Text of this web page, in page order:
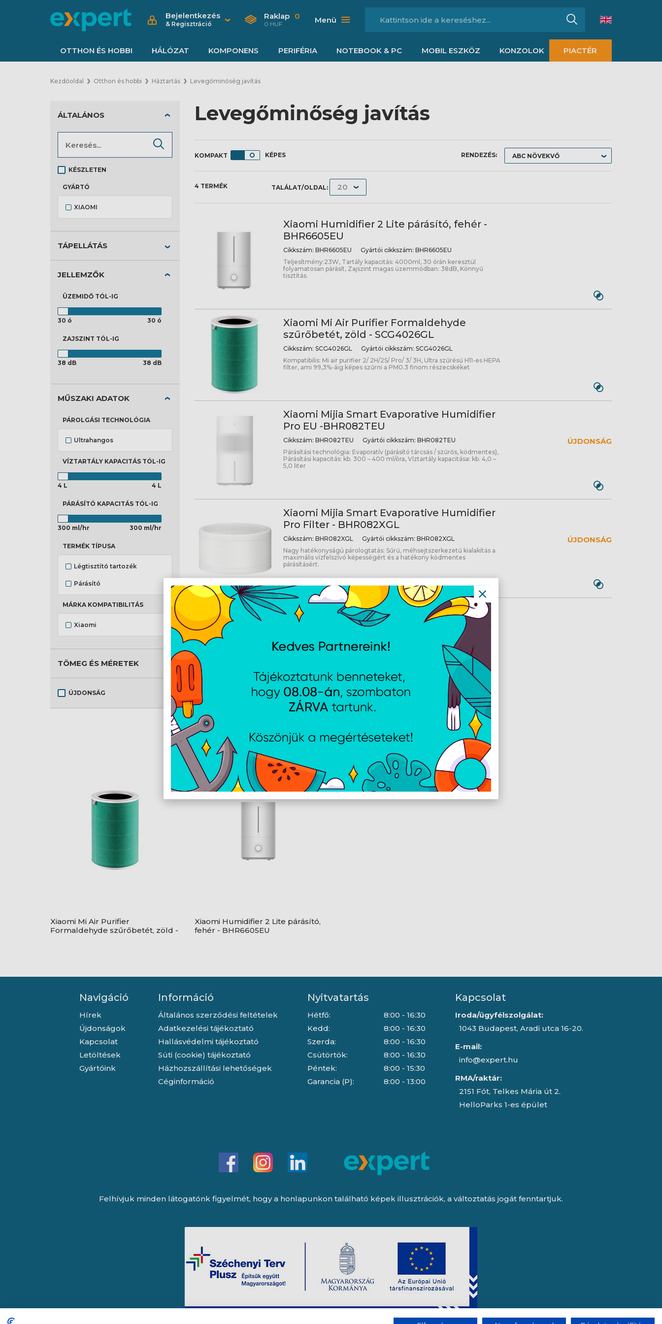
Bejelentkezés
& Regisztráció
Raklap 0
0 HUF Menü
OTTHON ÉS HOBBI HÁLÓZAT KOMPONENS PERIFÉRIA NOTEBOOK & PC MOBIL ESZKÖZ KONZOLOK PIACTÉR
Kezdőoldal Otthon és hobbi Háztartás Levegőminőség javítás
Levegőminőség javítás
KÉPES RENDEZÉS:
4 TERMÉK TALÁLAT/OLDAL:
Xiaomi Humidifier 2 Lite párásító, fehér -
BHR6605EU
Cikkszám: BHR6605EU Gyártói cikkszám: BHR6605EU
Teljesítmény:23W, Tartály kapacitás: 4000ml, 30 órán keresztül
folyamatosan párásít, Zajszint magas üzemmódban: 38dB, Könnyű
tisztítás.
Xiaomi Mi Air Purifier Formaldehyde
szűrőbetét, zöld - SCG4026GL
Cikkszám: SCG4026GL Gyártói cikkszám: SCG4026GL
Kompatibilis: Mi air purifier 2/ 2H/2S/ Pro/ 3/ 3H, Ultra szűrésű H11-es HEPA
filter, ami 99,3%-áig képes szűrni a PM0.3 finom részecskéket
Xiaomi Mijia Smart Evaporative Humidifier
Pro EU -BHR082TEU
Cikkszám: BHR082TEU Gyártói cikkszám: BHR082TEU
Párásítási technológia: Evaporatív (párásító tárcsás / szűrős, ködmentes),
Párásítási kapacitás: kb. 300 – 400 ml/óra, Víztartály kapacitása: kb. 4,0 –
5,0 liter
ÚJDONSÁG
Xiaomi Mijia Smart Evaporative Humidifier
Pro Filter - BHR082XGL
Cikkszám: BHR082XGL Gyártói cikkszám: BHR082XGL
Nagy hatékonyságú párologtatás: Sűrű, méhsejtszerkezetű kialakítás a
maximális vízfelszívó képességért és a hatékony ködmentes
párásításért.
ÚJDONSÁG
ÁLTALÁNOS
KÉSZLETEN
GYÁRTÓ
XIAOMI
TÁPELLÁTÁS
JELLEMZŐK
ÜZEMIDŐ TÓL-IG
30 ó 30 ó
ZAJSZINT TÓL-IG
38 dB 38 dB
MŰSZAKI ADATOK
PÁROLGÁSI TECHNOLÓGIA
Ultrahangos
VÍZTARTÁLY KAPACITÁS TÓL-IG
4 L 4 L
PÁRÁSÍTÓ KAPACITÁS TÓL-IG
300 ml/hr 300 ml/hr
TERMÉK TÍPUSA
Légtisztító tartozék
Párásító
MÁRKA KOMPATIBILITÁS
Xiaomi
TÖMEG ÉS MÉRETEK
ÚJDONSÁG
AJÁNLATUNKBÓL
Xiaomi Mi Air Purifier
Formaldehyde szűrőbetét, zöld -
Xiaomi Humidifier 2 Lite párásító,
fehér - BHR6605EU
Navigáció
Hírek
Újdonságok
Kapcsolat
Letöltések
Gyártóink
Információ
Általános szerződési feltételek
Adatkezelési tájékoztató
Hallásvédelmi tájékoztató
Süti (cookie) tájékoztató
Házhozszállítási lehetőségek
Céginformáció
Nyitvatartás
Hétfő:
Kedd:
Szerda:
Csütörtök:
Péntek:
Garancia (P):
8:00 - 16:30
8:00 - 16:30
8:00 - 16:30
8:00 - 16:30
8:00 - 15:30
8:00 - 13:00
Kapcsolat
Iroda/ügyfélszolgálat:
1043 Budapest, Aradi utca 16-20.
E-mail:
info@expert.hu
RMA/raktár:
2151 Fót, Telkes Mária út 2.
HelloParks 1-es épület
Felhívjuk minden látogatónk figyelmét, hogy a honlapunkon található képek illusztrációk, a változtatás jogát fenntartjuk.